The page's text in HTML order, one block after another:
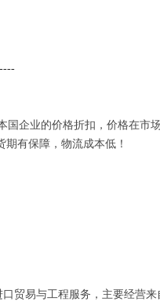
企业的价格折扣，价格在市
有保障，物流成本低！
贸易与工程服务，主要经营